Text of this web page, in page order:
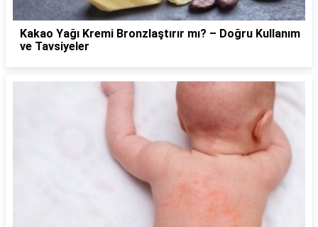
Kakao Yağı Kremi Bronzlaştırır mı? – Doğru Kullanım
ve Tavsiyeler